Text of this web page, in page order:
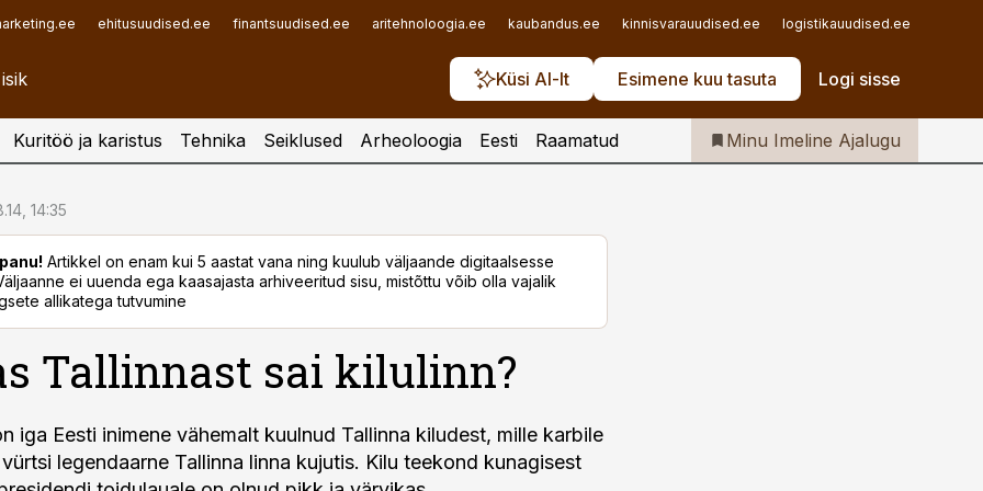
ehitusuudised.ee finantsuudised.ee aritehnoloogia.ee kaubandus.ee kinnisvarauudised.ee logistikauudised.ee
Küsi AI-lt Esimene kuu tasuta Logi sisse
Iseteenindus
Telli Imeline Ajalugu
Kuritöö ja karistus Tehnika Seiklused Arheoloogia Eesti Raamatud Minu Imeline Ajalugu
14:35
Artikkel on enam kui 5 aastat vana ning kuulub väljaande digitaalsesse
ei uuenda ega kaasajasta arhiveeritud sisu, mistõttu võib olla vajalik
allikatega tutvumine
Tallinnast sai kilulinn?
iga Eesti inimene vähemalt kuulnud Tallinna kiludest, mille karbile
legendaarne Tallinna linna kujutis. Kilu teekond kunagisest